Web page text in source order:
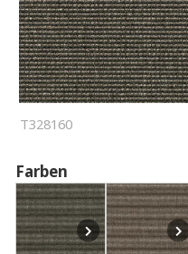
T328160
Farben